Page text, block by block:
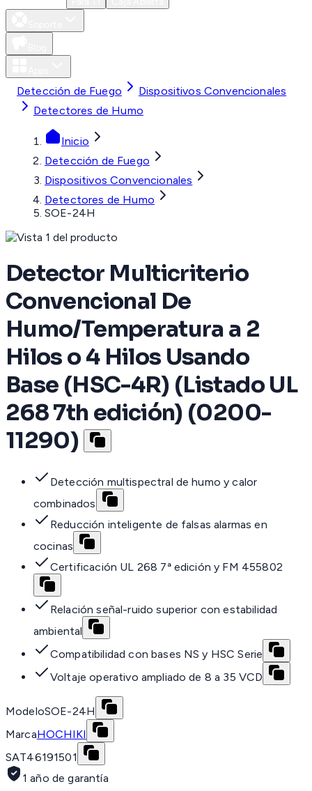
Detección de Fuego
Dispositivos Convencionales
Detectores de Humo
Inicio
Detección de Fuego
Dispositivos Convencionales
Detectores de Humo
SOE-24H
Detector Multicriterio
Convencional De
Humo/Temperatura a 2
Hilos o 4 Hilos Usando
Base (HSC-4R) (Listado UL
268 7th edición) (0200-
11290)
Detección multispectral de humo y calor
combinados
Reducción inteligente de falsas alarmas en
cocinas
Certificación UL 268 7ª edición y FM 455802
Relación señal-ruido superior con estabilidad
ambiental
Compatibilidad con bases NS y HSC Serie
Voltaje operativo ampliado de 8 a 35 VCD
ModeloSOE-24H
MarcaHOCHIKI
SAT46191501
1 año de garantía